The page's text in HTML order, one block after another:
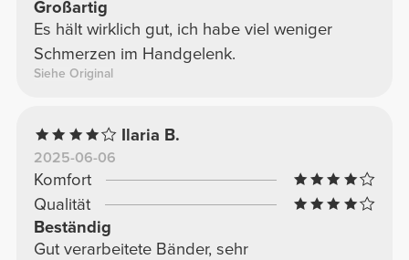
Großartig
Es hält wirklich gut, ich habe viel weniger
Schmerzen im Handgelenk.
Siehe Original
Ilaria B.
2025-06-06
Komfort
Qualität
Beständig
Gut verarbeitete Bänder, sehr